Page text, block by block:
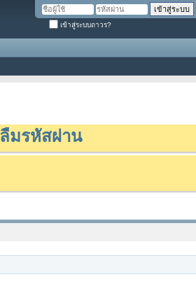
เข้าสู่ระบบถาวร?
ลืมรหัสผ่าน